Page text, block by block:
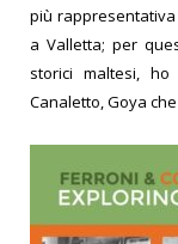
più
a Valletta; per
storici maltesi, ho
Canaletto, Goya